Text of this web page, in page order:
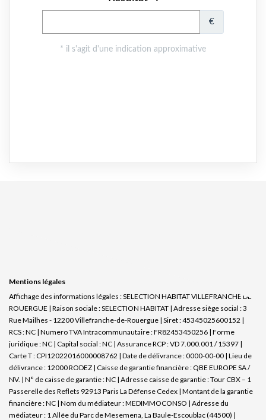
Mentions légales
Affichage des informations légales : SELECTION HABITAT VILLEFRANCHE DE
ROUERGUE | Raison sociale : SELECTION HABITAT | Adresse siège social : 3
Rue Mailhes - 12200 Villefranche-de-Rouergue | Siret : 45345025600152 |
RCS : NC | Numero TVA Intracommunautaire : FR82453450256 | Forme
juridique : NC | Capital social : NC | Assurance RCP : VD 7.000.001 / 15397 |
Carte T : CPI12022016000008762 | Date de délivrance : 0000-00-00 | Lieu de
délivrance : 12000 RODEZ | Caisse de garantie financière : QBE EUROPE SA /
NV. | N° de caisse de garantie : NC | Adresse caisse de garantie : Tour CBX – 1
Passerelle des Reflets 92913 Paris La Défense Cedex | Montant de la garantie
financière : NC | Nom du médiateur : MEDIMMOCONSO | Adresse du
médiateur : 1 Allée du Parc de Mesemena, La Baule-Escoublac (44500) |